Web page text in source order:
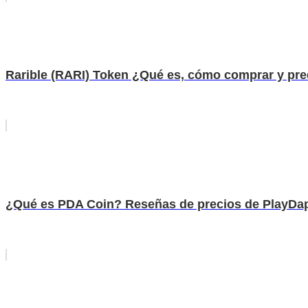
Rarible (RARI) Token ¿Qué es, cómo comprar y
¿Qué es PDA Coin? Reseñas de precios de